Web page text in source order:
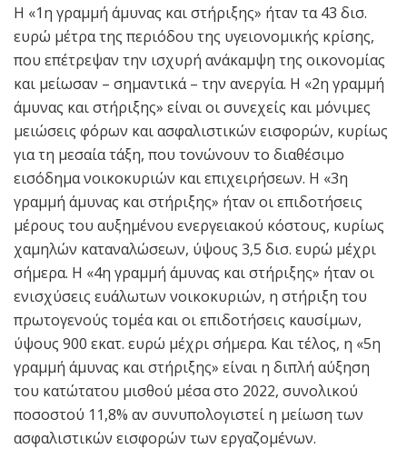
Η «1η γραμμή άμυνας και στήριξης» ήταν τα 43 δισ.
ευρώ μέτρα της περιόδου της υγειονομικής κρίσης,
που επέτρεψαν την ισχυρή ανάκαμψη της οικονομίας
και μείωσαν – σημαντικά – την ανεργία. Η «2η γραμμή
άμυνας και στήριξης» είναι οι συνεχείς και μόνιμες
μειώσεις φόρων και ασφαλιστικών εισφορών, κυρίως
για τη μεσαία τάξη, που τονώνουν το διαθέσιμο
εισόδημα νοικοκυριών και επιχειρήσεων. Η «3η
γραμμή άμυνας και στήριξης» ήταν οι επιδοτήσεις
μέρους του αυξημένου ενεργειακού κόστους, κυρίως
χαμηλών καταναλώσεων, ύψους 3,5 δισ. ευρώ μέχρι
σήμερα. Η «4η γραμμή άμυνας και στήριξης» ήταν οι
ενισχύσεις ευάλωτων νοικοκυριών, η στήριξη του
πρωτογενούς τομέα και οι επιδοτήσεις καυσίμων,
ύψους 900 εκατ. ευρώ μέχρι σήμερα. Και τέλος, η «5η
γραμμή άμυνας και στήριξης» είναι η διπλή αύξηση
του κατώτατου μισθού μέσα στο 2022, συνολικού
ποσοστού 11,8% αν συνυπολογιστεί η μείωση των
ασφαλιστικών εισφορών των εργαζομένων.